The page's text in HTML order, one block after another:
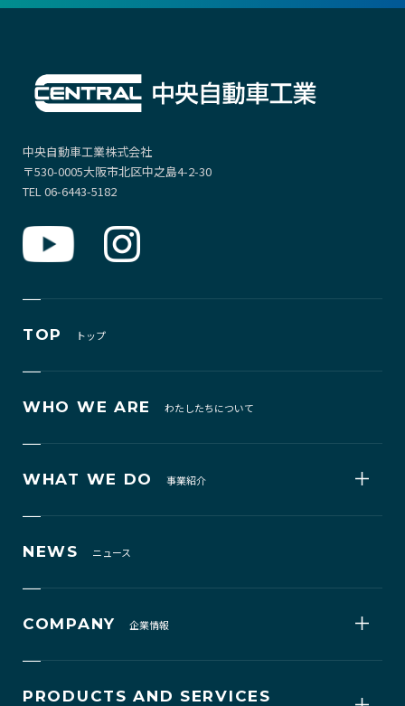
中央自動車工業株式会社
〒530-0005大阪市北区中之島4-2-30
TEL 06-6443-5182
TOP トップ
WHO WE ARE わたしたちについて
WHAT WE DO 事業紹介
NEWS ニュース
COMPANY 企業情報
PRODUCTS AND SERVICES